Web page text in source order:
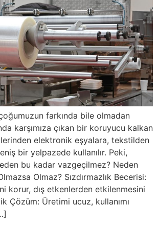
farkında bile olmadan
karşımıza çıkan bir koruyucu kalkan
elektronik eşyalara, tekstilden
bir yelpazede kullanılır. Peki,
bu kadar vazgeçilmez? Neden
Olmaz? Sızdırmazlık Becerisi:
korur, dış etkenlerden etkilenmesini
Çözüm: Üretimi ucuz, kullanımı